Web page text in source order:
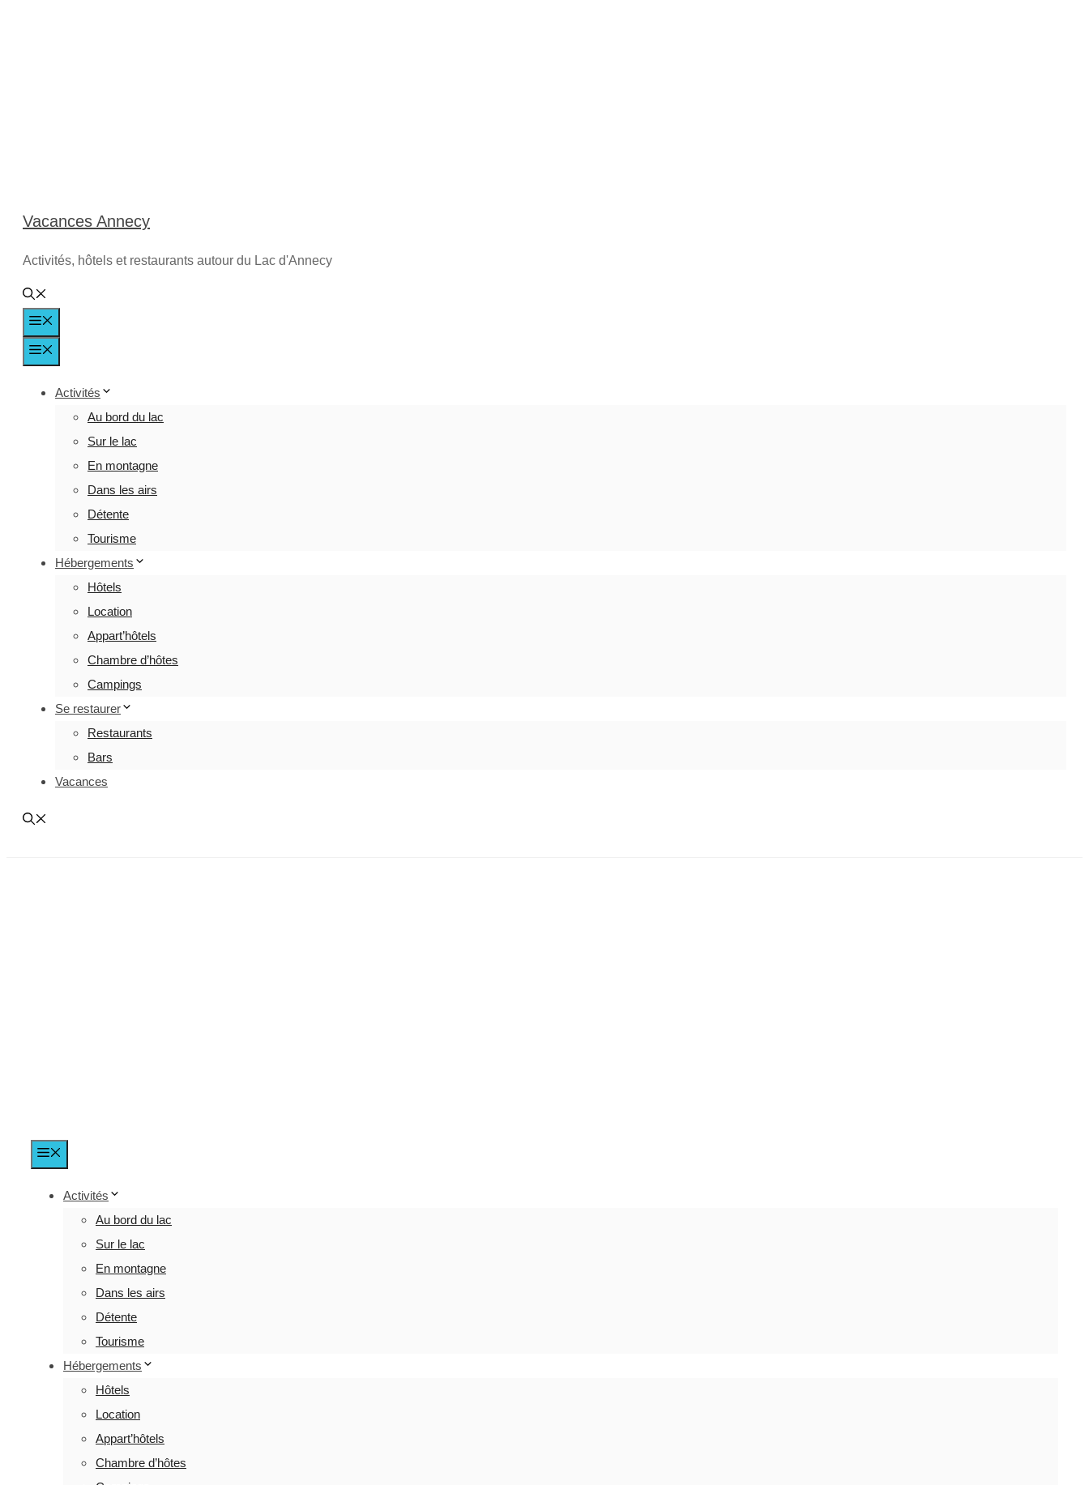
Vacances Annecy
Activités, hôtels et restaurants autour du Lac d'Annecy
Activités
Au bord du lac
Sur le lac
En montagne
Dans les airs
Détente
Tourisme
Hébergements
Hôtels
Location
Appart’hôtels
Chambre d’hôtes
Campings
Se restaurer
Restaurants
Bars
Vacances
Activités
Au bord du lac
Sur le lac
En montagne
Dans les airs
Détente
Tourisme
Hébergements
Hôtels
Location
Appart’hôtels
Chambre d’hôtes